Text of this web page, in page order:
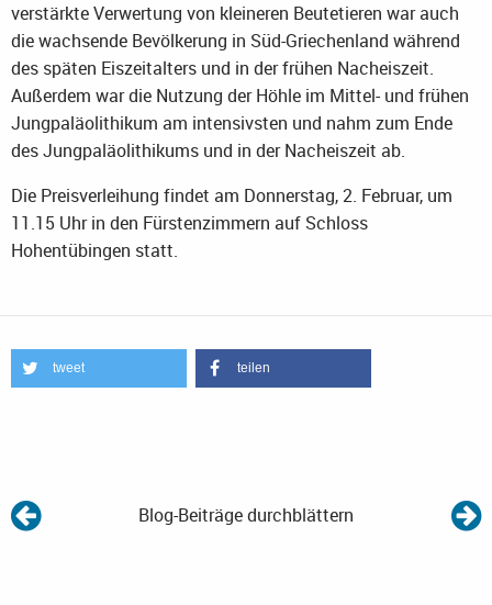
verstärkte Verwertung von kleineren Beutetieren war auch
die wachsende Bevölkerung in Süd-Griechenland während
des späten Eiszeitalters und in der frühen Nacheiszeit.
Außerdem war die Nutzung der Höhle im Mittel- und frühen
Jungpaläolithikum am intensivsten und nahm zum Ende
des Jungpaläolithikums und in der Nacheiszeit ab.
Die Preisverleihung findet am Donnerstag, 2. Februar, um
11.15 Uhr in den Fürstenzimmern auf Schloss
Hohentübingen statt.
tweet teilen
Blog-Beiträge durchblättern